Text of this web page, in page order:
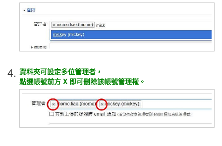
4. 資料夾可設定多位管理者，
點選帳號前方 X 即可刪除該帳號管理權。